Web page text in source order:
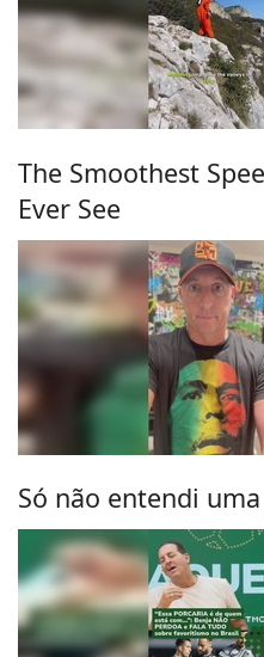
The Smoothest
Ever See
Só não entendi